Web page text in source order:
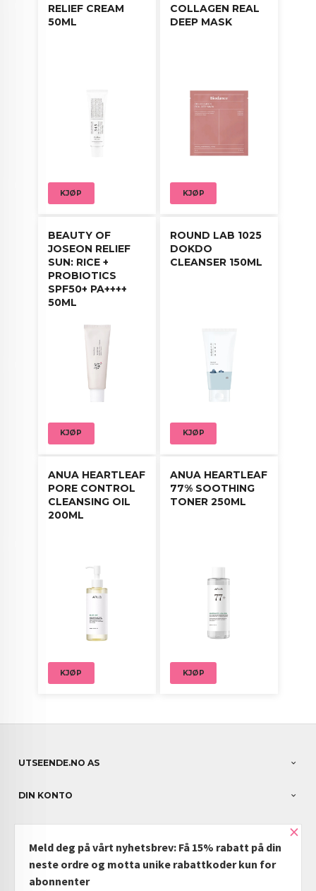
Bruksanvisning:
glattere og mer hydrert hud.
*Tips: Dagtid: Etter toneren eller serumet, påfør
masken og la den være på i 3-4 timer, eller til den
RELIEF CREAM
50ML
KJØP
COLLAGEN REAL
DEEP MASK
KJØP
BEAUTY OF
JOSEON RELIEF
SUN: RICE +
PROBIOTICS
SPF50+ PA++++
50ML
KJØP
ROUND LAB 1025
DOKDO
CLEANSER 150ML
KJØP
ANUA HEARTLEAF
PORE CONTROL
CLEANSING OIL
200ML
KJØP
ANUA HEARTLEAF
77% SOOTHING
TONER 250ML
KJØP
UTSEENDE.NO AS
DIN KONTO
NYHETSBREV
PARTNERE
×
Meld deg på vårt nyhetsbrev: Få 15% rabatt på din
neste ordre og motta unike rabattkoder kun for
abonnenter